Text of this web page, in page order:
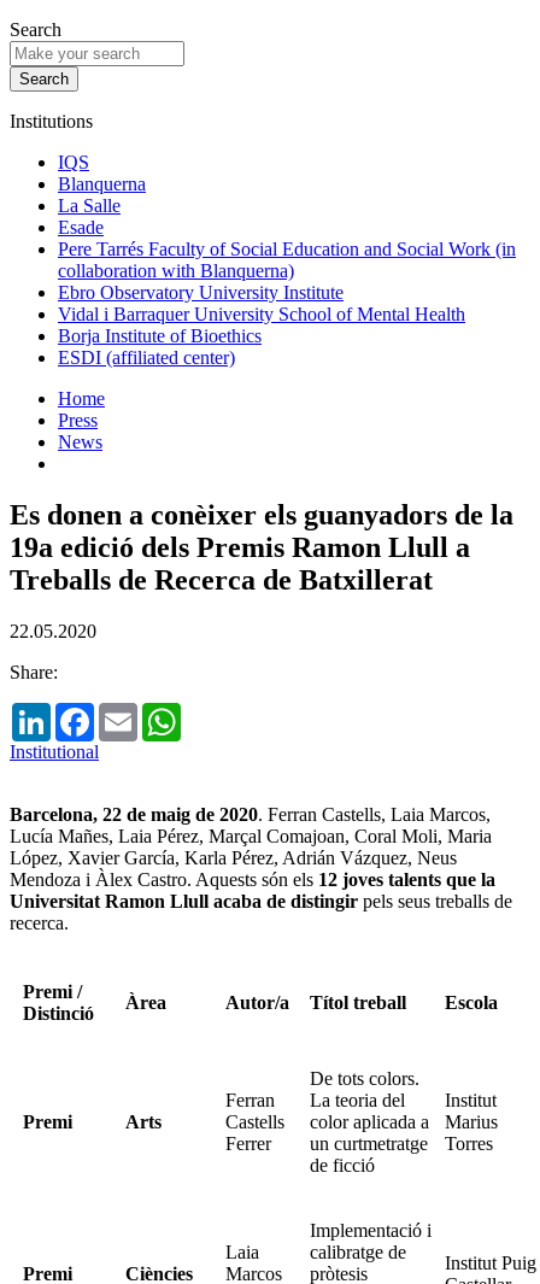
Search
Institutions
IQS
Blanquerna
La Salle
Esade
Pere Tarrés Faculty of Social Education and Social Work (in
collaboration with Blanquerna)
Ebro Observatory University Institute
Vidal i Barraquer University School of Mental Health
Borja Institute of Bioethics
ESDI (affiliated center)
Home
Press
News
Es donen a conèixer els guanyadors de la
19a edició dels Premis Ramon Llull a
Treballs de Recerca de Batxillerat
22.05.2020
Share:
LinkedInFacebook
Email
Institutional
Barcelona, 22 de maig de 2020. Ferran Castells, Laia Marcos,
Lucía Mañes, Laia Pérez, Marçal Comajoan, Coral Moli, Maria
López, Xavier García, Karla Pérez, Adrián Vázquez, Neus
Mendoza i Àlex Castro. Aquests són els 12 joves talents que la
Universitat Ramon Llull acaba de distingir pels seus treballs de
recerca.
Premi /
Distinció
Àrea Autor/a Títol treball Escola
Premi Arts
Ferran
Castells
Ferrer
De tots colors.
La teoria del
color aplicada a
un curtmetratge
de ficció
Institut
Marius
Torres
Premi Ciències
Laia
Marcos
Implementació i
calibratge de
pròtesis
Institut Puig